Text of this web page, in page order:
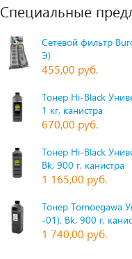
Специальные
Сетевой фильтр
Э)
455,00 руб.
Тонер Hi-Black
1 кг, канистра
670,00 руб.
Тонер Hi-Black
Bk, 900 г, канистра
1 165,00 руб.
Тонер Tomoegawa
-01), Bk, 900 г,
1 740,00 руб.